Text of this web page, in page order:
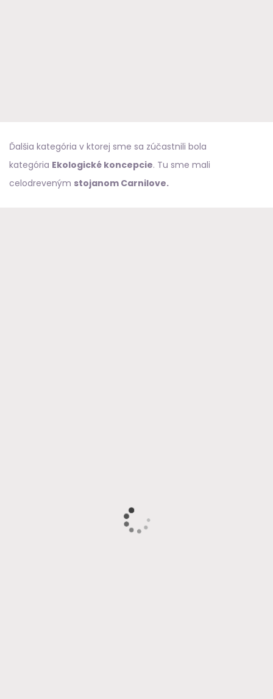
Ďalšia kategória v ktorej sme sa zúčastnili bola
kategória Ekologické koncepcie. Tu sme mali
celodreveným stojanom Carnilove.